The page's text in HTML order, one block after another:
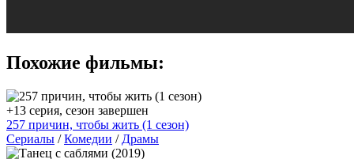
Похожие фильмы:
+13 серия, сезон завершен
257 причин, чтобы жить (1 сезон)
Сериалы /Комедии / Драмы